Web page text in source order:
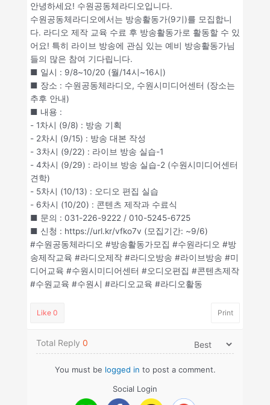
안녕하세요! 수원공동체라디오입니다.
수원공동체라디오에서는 방송활동가(9기)를 모집합니
다. 라디오 제작 교육 수료 후 방송활동가로 활동할 수 있
어요! 특히 라이브 방송에 관심 있는 예비 방송활동가님
들의 많은 참여 기다립니다.
■ 일시 : 9/8~10/20 (월/14시~16시)
■ 장소 : 수원공동체라디오, 수원시미디어센터 (장소는
추후 안내)
■ 내용 :
- 1차시 (9/8) : 방송 기획
- 2차시 (9/15) : 방송 대본 작성
- 3차시 (9/22) : 라이브 방송 실습-1
- 4차시 (9/29) : 라이브 방송 실습-2 (수원시미디어센터
견학)
- 5차시 (10/13) : 오디오 편집 실습
- 6차시 (10/20) : 콘텐츠 제작과 수료식
■ 문의 : 031-226-9222 / 010-5245-6725
■ 신청 : https://url.kr/vfko7v (모집기간: ~9/6)
#수원공동체라디오 #방송활동가모집 #수원라디오 #방
송제작교육 #라디오제작 #라디오방송 #라이브방송 #미
디어교육 #수원시미디어센터 #오디오편집 #콘텐츠제작
#수원교육 #수원시 #라디오교육 #라디오활동
Like 0 Print
Total Reply 0
You must be logged in to post a comment.
Social Login